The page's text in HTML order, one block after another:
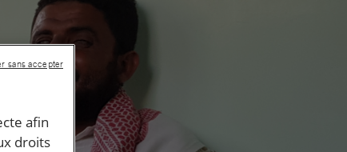
afin
droits
sans accepter